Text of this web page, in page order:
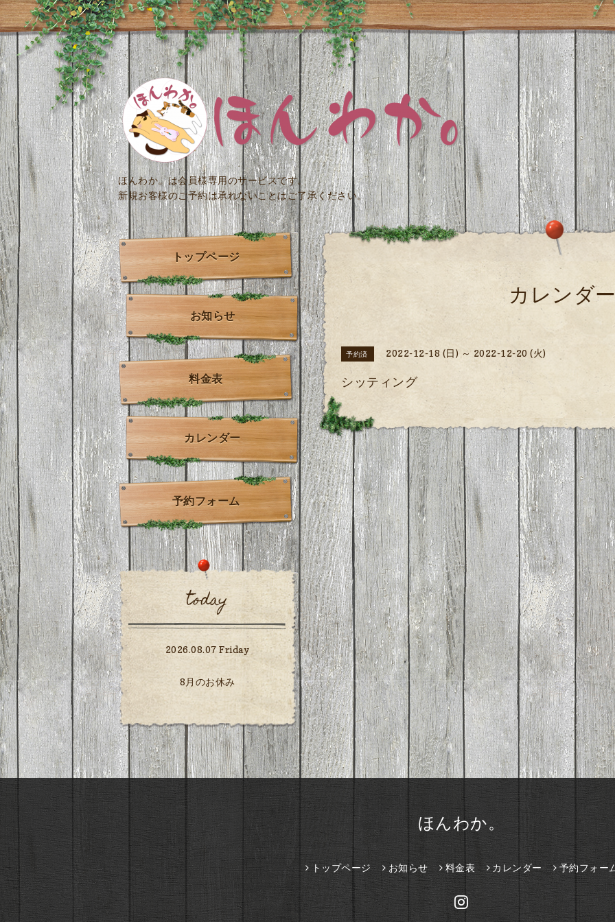
ほんわか。は会員様専用のサービスです。
新規お客様のご予約は承れないことはご了承ください。
カレンダ
予約済 2022-12-18 (日) ～ 2022-12-20 (火)
シッティング
トップページ
お知らせ
料金表
カレンダー
予約フォーム
today
2026.08.07 Friday
8月のお休み
ほんわか。
トップページ お知らせ 料金表 カレンダー 予約フォー